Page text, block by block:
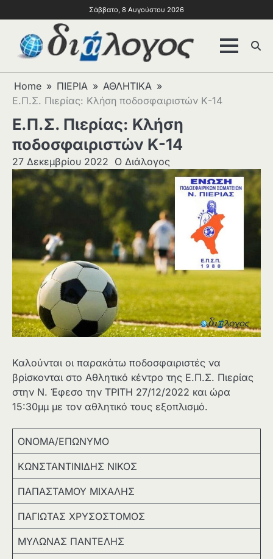
Σάββατο, 8 Αυγούστου 2026
Home ΠΙΕΡΙΑ
ΑΘΛΗΤΙΚΑ
Ε.Π.Σ. Πιερίας: Κλήση ποδοσφαιριστών Κ-14
Ε.Π.Σ. Πιερίας: Κλήση
ποδοσφαιριστών Κ-14
27 Δεκεμβρίου 2022 Ο Διάλογος
Καλούνται οι παρακάτω ποδοσφαιριστές να
βρίσκονται στο Αθλητικό κέντρο της Ε.Π.Σ. Πιερίας
στην Ν. Έφεσο την ΤΡΙΤΗ 27/12/2022 και ώρα
15:30μμ με τον αθλητικό τους εξοπλισμό.
ΟΝΟΜΑ/ΕΠΩΝΥΜΟ
ΚΩΝΣΤΑΝΤΙΝΙΔΗΣ ΝΙΚΟΣ
ΠΑΠΑΣΤΑΜΟΥ ΜΙΧΑΛΗΣ
ΠΑΓΙΩΤΑΣ ΧΡΥΣΟΣΤΟΜΟΣ
ΜΥΛΩΝΑΣ ΠΑΝΤΕΛΗΣ